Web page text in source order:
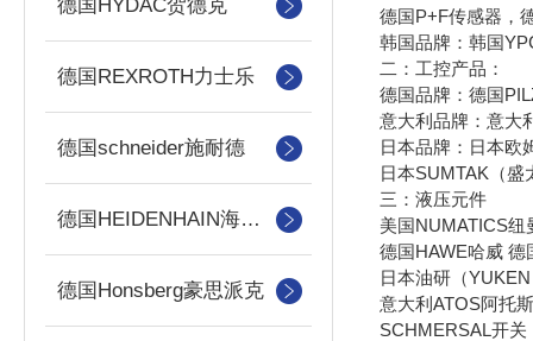
德国HYDAC贺德克
德国REXROTH力士乐
德国schneider施耐德
德国HEIDENHAIN海德汉
德国Honsberg豪思派克
德国P+F传感器，
韩国品牌：韩国
二：工控产品：
德国品牌：德国
意大利品牌：意大
日本品牌：日本欧
日本SUMTAK（
三：液压元件
美国NUMATICS
德国HAWE哈威
日本油研（
意大利ATOS阿托斯
SCHMERSAL开关